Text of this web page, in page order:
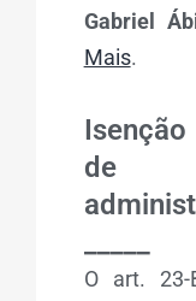
Gabriel
Mais.
de
O art. 23-